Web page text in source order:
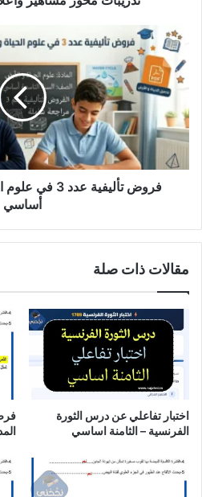
فروض
تأليفية
عدد
3
علوم
الحياة
الأرض
أساسي
مقالات ذات صلة
اختبار تفاعلي عن درس الثورة
الفرنسية – الثامنة اساسي
المدنية 7